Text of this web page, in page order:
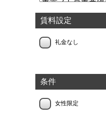
賃料設定
礼金なし
条件
女性限定